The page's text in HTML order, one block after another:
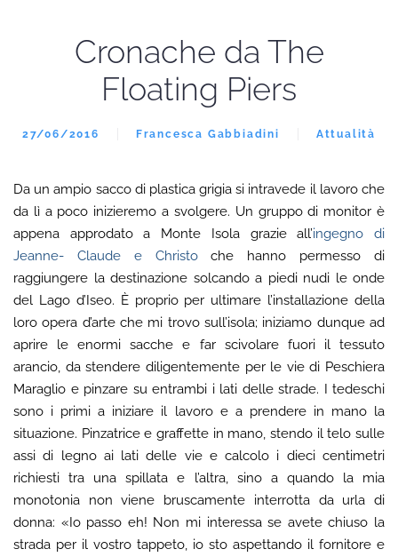
Cronache da The
Floating Piers
27/06/2016 Francesca Gabbiadini Attualità
Da un ampio sacco di plastica grigia si intravede il lavoro che
da lì a poco inizieremo a svolgere. Un gruppo di monitor è
appena approdato a Monte Isola grazie all’ingegno di
Jeanne- Claude e Christoche hanno permesso di
raggiungere la destinazione solcando a piedi nudi le onde
del Lago d’Iseo. È proprio per ultimare l’installazione della
loro opera d’arte che mi trovo sull’isola; iniziamo dunque ad
aprire le enormi sacche e far scivolare fuori il tessuto
arancio, da stendere diligentemente per le vie di Peschiera
Maraglio e pinzare su entrambi i lati delle strade. I tedeschi
sono i primi a iniziare il lavoro e a prendere in mano la
situazione. Pinzatrice e graffette in mano, stendo il telo sulle
assi di legno ai lati delle vie e calcolo i dieci centimetri
richiesti tra una spillata e l’altra, sino a quando la mia
monotonia non viene bruscamente interrotta da urla di
donna: «Io passo eh! Non mi interessa se avete chiuso la
strada per il vostro tappeto, io sto aspettando il fornitore e